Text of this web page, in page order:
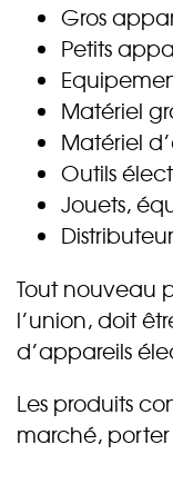
Gros
Petits
Matériel
Matériel
Outils
Jouets,
Tout nouveau
l’union, doit
d’appareils
Les produits
marché,